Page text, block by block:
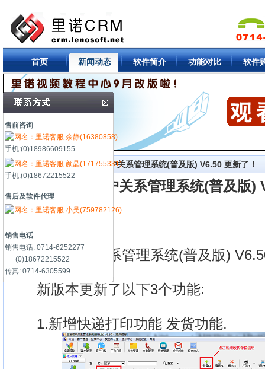
首页 新闻动态 软件简介 功能对比 软件
首页->新闻中心-> 里诺客户关系管理系统(普及版) V6.50 更新了！
里诺客户关系管理系统(普及版)
里诺客户关系管理系统(普及版)
新版本更新了以下3个功能:
1.新增快递打印功能 发货功能.
售前咨询
余静(16380858)
手机:(0)18986609155
颜晶(171755331)
手机:(0)18672215522
售后及软件代理
小吴(759782126)
销售电话
销售电话: 0714-6252277
(0)18672215522
传真: 0714-6305599